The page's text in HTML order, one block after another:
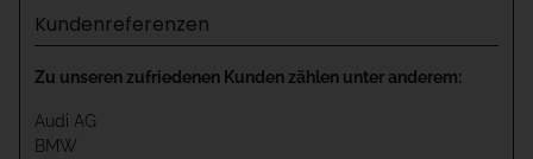
Kundenreferenzen
Zu unseren zufriedenen Kunden zählen unter anderem:
Audi AG
BMW